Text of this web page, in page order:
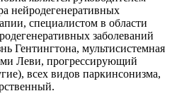
нейродегенеративных
специалистом в области
заболеваний
Гентингтона, мультисистемная
Леви, прогрессирующий
всех видов паркинсонизма,